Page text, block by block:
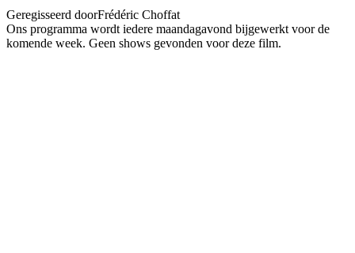
Geregisseerd doorFrédéric Choffat
Ons programma wordt iedere maandagavond bijgewerkt voor de
komende week. Geen shows gevonden voor deze film.